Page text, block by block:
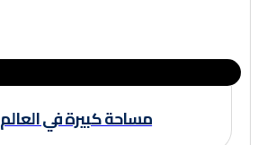
مساحة كبيرة في العالم